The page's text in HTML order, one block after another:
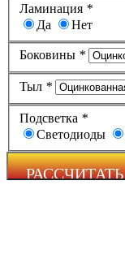
Ламинация *
Да
Нет
Боковины *
Тыл *
Подсветка *
Светодиоды